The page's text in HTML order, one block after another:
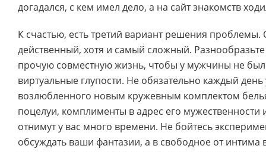
догадался, с кем имел дело, а на сайт знакомств
К счастью, есть третий вариант решения
действенный, хотя и самый сложный.
прочую совместную жизнь, чтобы у мужчины не
виртуальные глупости. Не обязательно каждый день
возлюбленного новым кружевным комплектом
поцелуи, комплименты в адрес его
отнимут у вас много времени. Не бойтесь
обсуждать ваши фантазии, а в свободное от